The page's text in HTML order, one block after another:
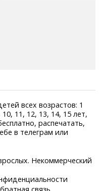
всех возрастов: 1
11, 12, 13, 14, 15 лет,
распечатать,
в телеграм или
Некоммерческий